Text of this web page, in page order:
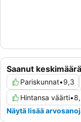
Saanut
Pariskunnat•9,3
Hintansa väärti•
Näytä lisää